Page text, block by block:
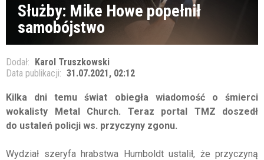
Służby: Mike Howe popełnił
samobójstwo
Dodał: Karol Truszkowski
Data publikacji: 31.07.2021, 02:12
Kilka dni temu świat obiegła wiadomość o śmierci
wokalisty Metal Church. Teraz portal TMZ doszedł
do ustaleń policji ws. przyczyny zgonu.
Wydział szeryfa hrabstwa Humboldt ustalił, że przyczyną